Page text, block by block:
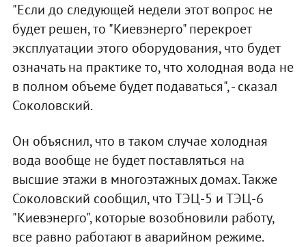
"Если до следующей недели этот вопрос не
будет решен, то "Киевэнерго" перекроет
эксплуатации этого оборудования, что будет
означать на практике то, что холодная вода не
в полном объеме будет подаваться", - сказал
Соколовский.
Он объяснил, что в таком случае холодная
вода вообще не будет поставляться на
высшие этажи в многоэтажных домах. Также
Соколовский сообщил, что ТЭЦ-5 и ТЭЦ-6
"Киевэнерго", которые возобновили работу,
все равно работают в аварийном режиме.